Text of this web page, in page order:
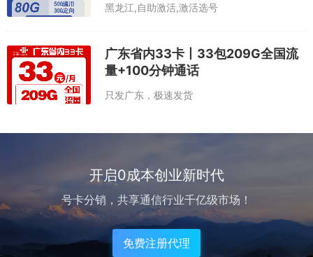
黑龙江,自助激活,激活选号
广东省内33卡丨33包209G全国流
量+100分钟通话
只发广东，极速发货
开启0成本创业新时代
号卡分销，共享通信行业千亿级市场！
免费注册代理